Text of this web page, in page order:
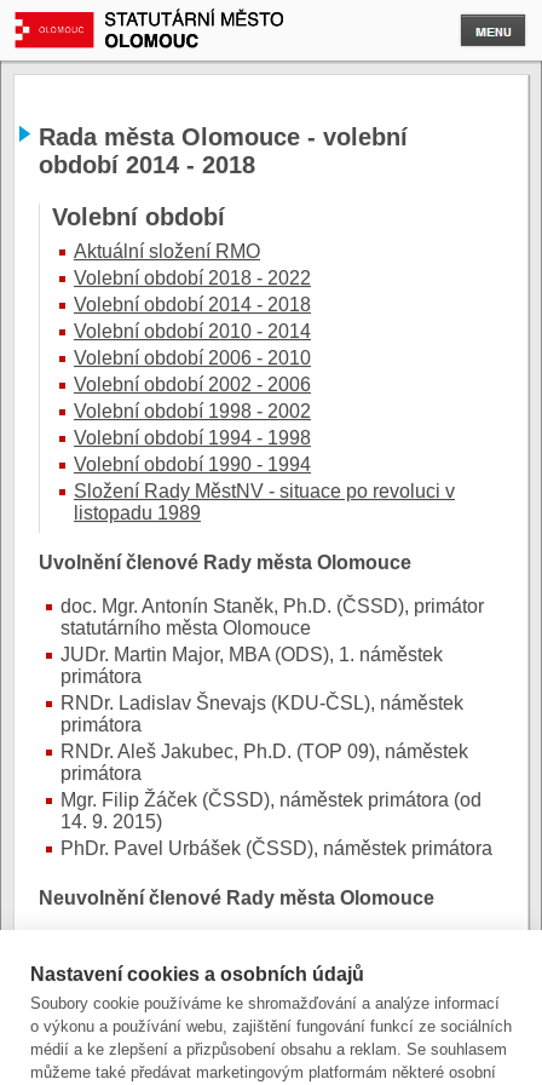
Rada města Olomouce - volební
období 2014 - 2018
Volební období
Aktuální složení RMO
Volební období 2018 - 2022
Volební období 2014 - 2018
Volební období 2010 - 2014
Volební období 2006 - 2010
Volební období 2002 - 2006
Volební období 1998 - 2002
Volební období 1994 - 1998
Volební období 1990 - 1994
Složení Rady MěstNV - situace po revoluci v
listopadu 1989
Uvolnění členové Rady města Olomouce
doc. Mgr. Antonín Staněk, Ph.D. (ČSSD), primátor
statutárního města Olomouce
JUDr. Martin Major, MBA (ODS), 1. náměstek
primátora
RNDr. Ladislav Šnevajs (KDU-ČSL), náměstek
primátora
RNDr. Aleš Jakubec, Ph.D. (TOP 09), náměstek
primátora
Mgr. Filip Žáček (ČSSD), náměstek primátora (od
14. 9. 2015)
PhDr. Pavel Urbášek (ČSSD), náměstek primátora
Neuvolnění členové Rady města Olomouce
náměstek primátora
prof. MUDr. Čestmír Neoral, CSc. (ODS)
Ing. arch. Michal Giacintov (KDU-ČSL)
Ing. Anna Taclová (TOP 09)
Nastavení cookies a osobních údajů
Soubory cookie používáme ke shromažďování a analýze informací
o výkonu a používání webu, zajištění fungování funkcí ze sociálních
médií a ke zlepšení a přizpůsobení obsahu a reklam. Se souhlasem
můžeme také předávat marketingovým platformám některé osobní